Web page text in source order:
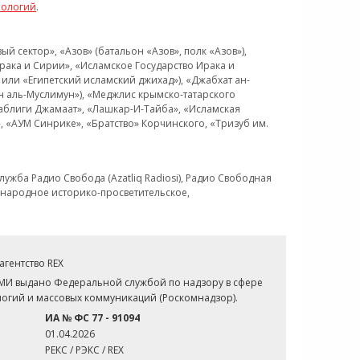
.
«Азов» (батальон «Азов», полк «Азов»),
и Сирии», «Исламское Государство Ирака и
«Египетский исламский джихад»), «Джабхат ан-
Муслимун»), «Меджлис крымско-татарского
Джамаат», «Лашкар-И-Тайба», «Исламская
Синрике», «Братство» Корчинского, «Тризуб им.
Радио Свобода (Azatliq Radiosi), Радио Свободная
историко-просветительское,
REX
выдано Федеральной службой по надзору в сфере
и массовых коммуникаций (Роскомнадзор).
ИА № ФС 77 - 91094
01.04.2026
РЕКС / РЭКС / REX